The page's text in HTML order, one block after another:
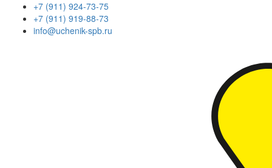
+7 (911) 924-73-75
+7 (911) 919-88-73
info@uchenik-spb.ru